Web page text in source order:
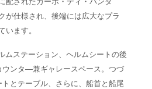
が仕様され、後端には広大なプラ
います。
ムステーション、ヘルムシートの後
ウンタ―兼ギャレースペース。つづ
とテーブル、さらに、船首と船尾